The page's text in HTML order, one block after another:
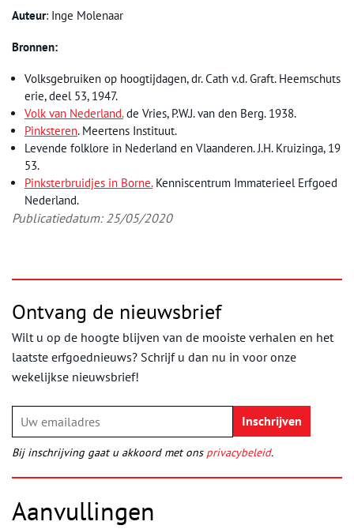
Auteur: Inge Molenaar
Bronnen:
Volksgebruiken op hoogtijdagen, dr. Cath v.d. Graft. Heemschuts
erie, deel 53, 1947.
Volk van Nederland.de Vries, P.W.J. van den Berg. 1938.
Pinksteren. Meertens Instituut.
Levende folklore in Nederland en Vlaanderen. J.H. Kruizinga, 19
53.
Pinksterbruidjes in Borne.Kenniscentrum Immaterieel Erfgoed
Nederland.
Publicatiedatum: 25/05/2020
Ontvang de nieuwsbrief
Wilt u op de hoogte blijven van de mooiste verhalen en het
laatste erfgoednieuws? Schrijf u dan nu in voor onze
wekelijkse nieuwsbrief!
Bij inschrijving gaat u akkoord met ons privacybeleid.
Aanvullingen